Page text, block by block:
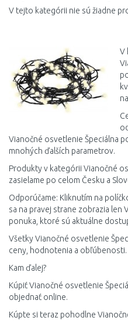
V tejto kategórii nie sú žiadne
V
Vianočné osvetlenie Špeciálna
mnohých ďalších parametrov.
Produkty v kategórii Vianočné
zasielame po celom Česku a
Odporúčame: Kliknutím na
sa na pravej strane zobrazia len
ponuka, ktoré sú aktuálne
Všetky Vianočné osvetlenie
ceny, hodnotenia a obľúbenosti.
Kam ďalej?
Kúpiť Vianočné osvetlenie
objednať online.
Kúpte si teraz pohodlne